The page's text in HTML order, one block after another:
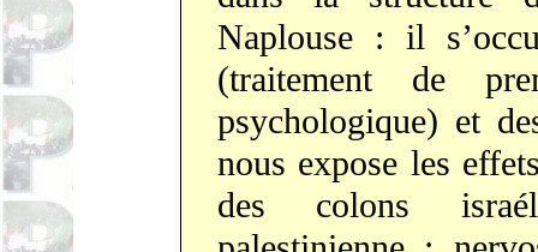
Naplouse : il
(traitement de
psychologique) et
nous expose les
des colons